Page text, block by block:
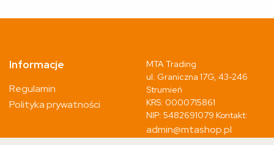
Informacje
Regulamin
Polityka prywatności
MTA Trading
ul. Graniczna 17G, 43-246
Strumień
KRS: 0000715861
NIP: 5482691079 Kontakt:
admin@mtashop.pl